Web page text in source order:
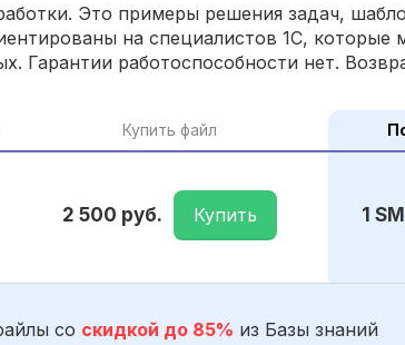
Это примеры решения задач,
на специалистов 1С, которые
Гарантии работоспособности нет.
Купить файл
2 500 руб. Купить 1 SM
со скидкой до 85% из Базы знаний